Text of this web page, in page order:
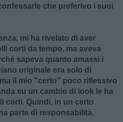
che preferivo i suoi
mi ha rivelato di aver
corti da tempo, ma aveva
sapeva quanto amassi i
originale era solo di
il mio "certo" poco riflessivo
su un cambio di look le ha
corti. Quindi, in un certo
parte di responsabilità.